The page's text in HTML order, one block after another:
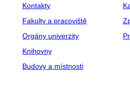
Kontakty
Fakulty a pracoviště
Orgány univerzity
Knihovny
Budovy a místnosti